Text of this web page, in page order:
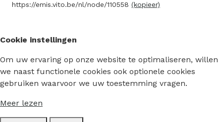
https://emis.vito.be/nl/node/110558 (kopieer)
Cookie instellingen
Om uw ervaring op onze website te optimaliseren, willen
we naast functionele cookies ook optionele cookies
gebruiken waarvoor we uw toestemming vragen.
Meer lezen